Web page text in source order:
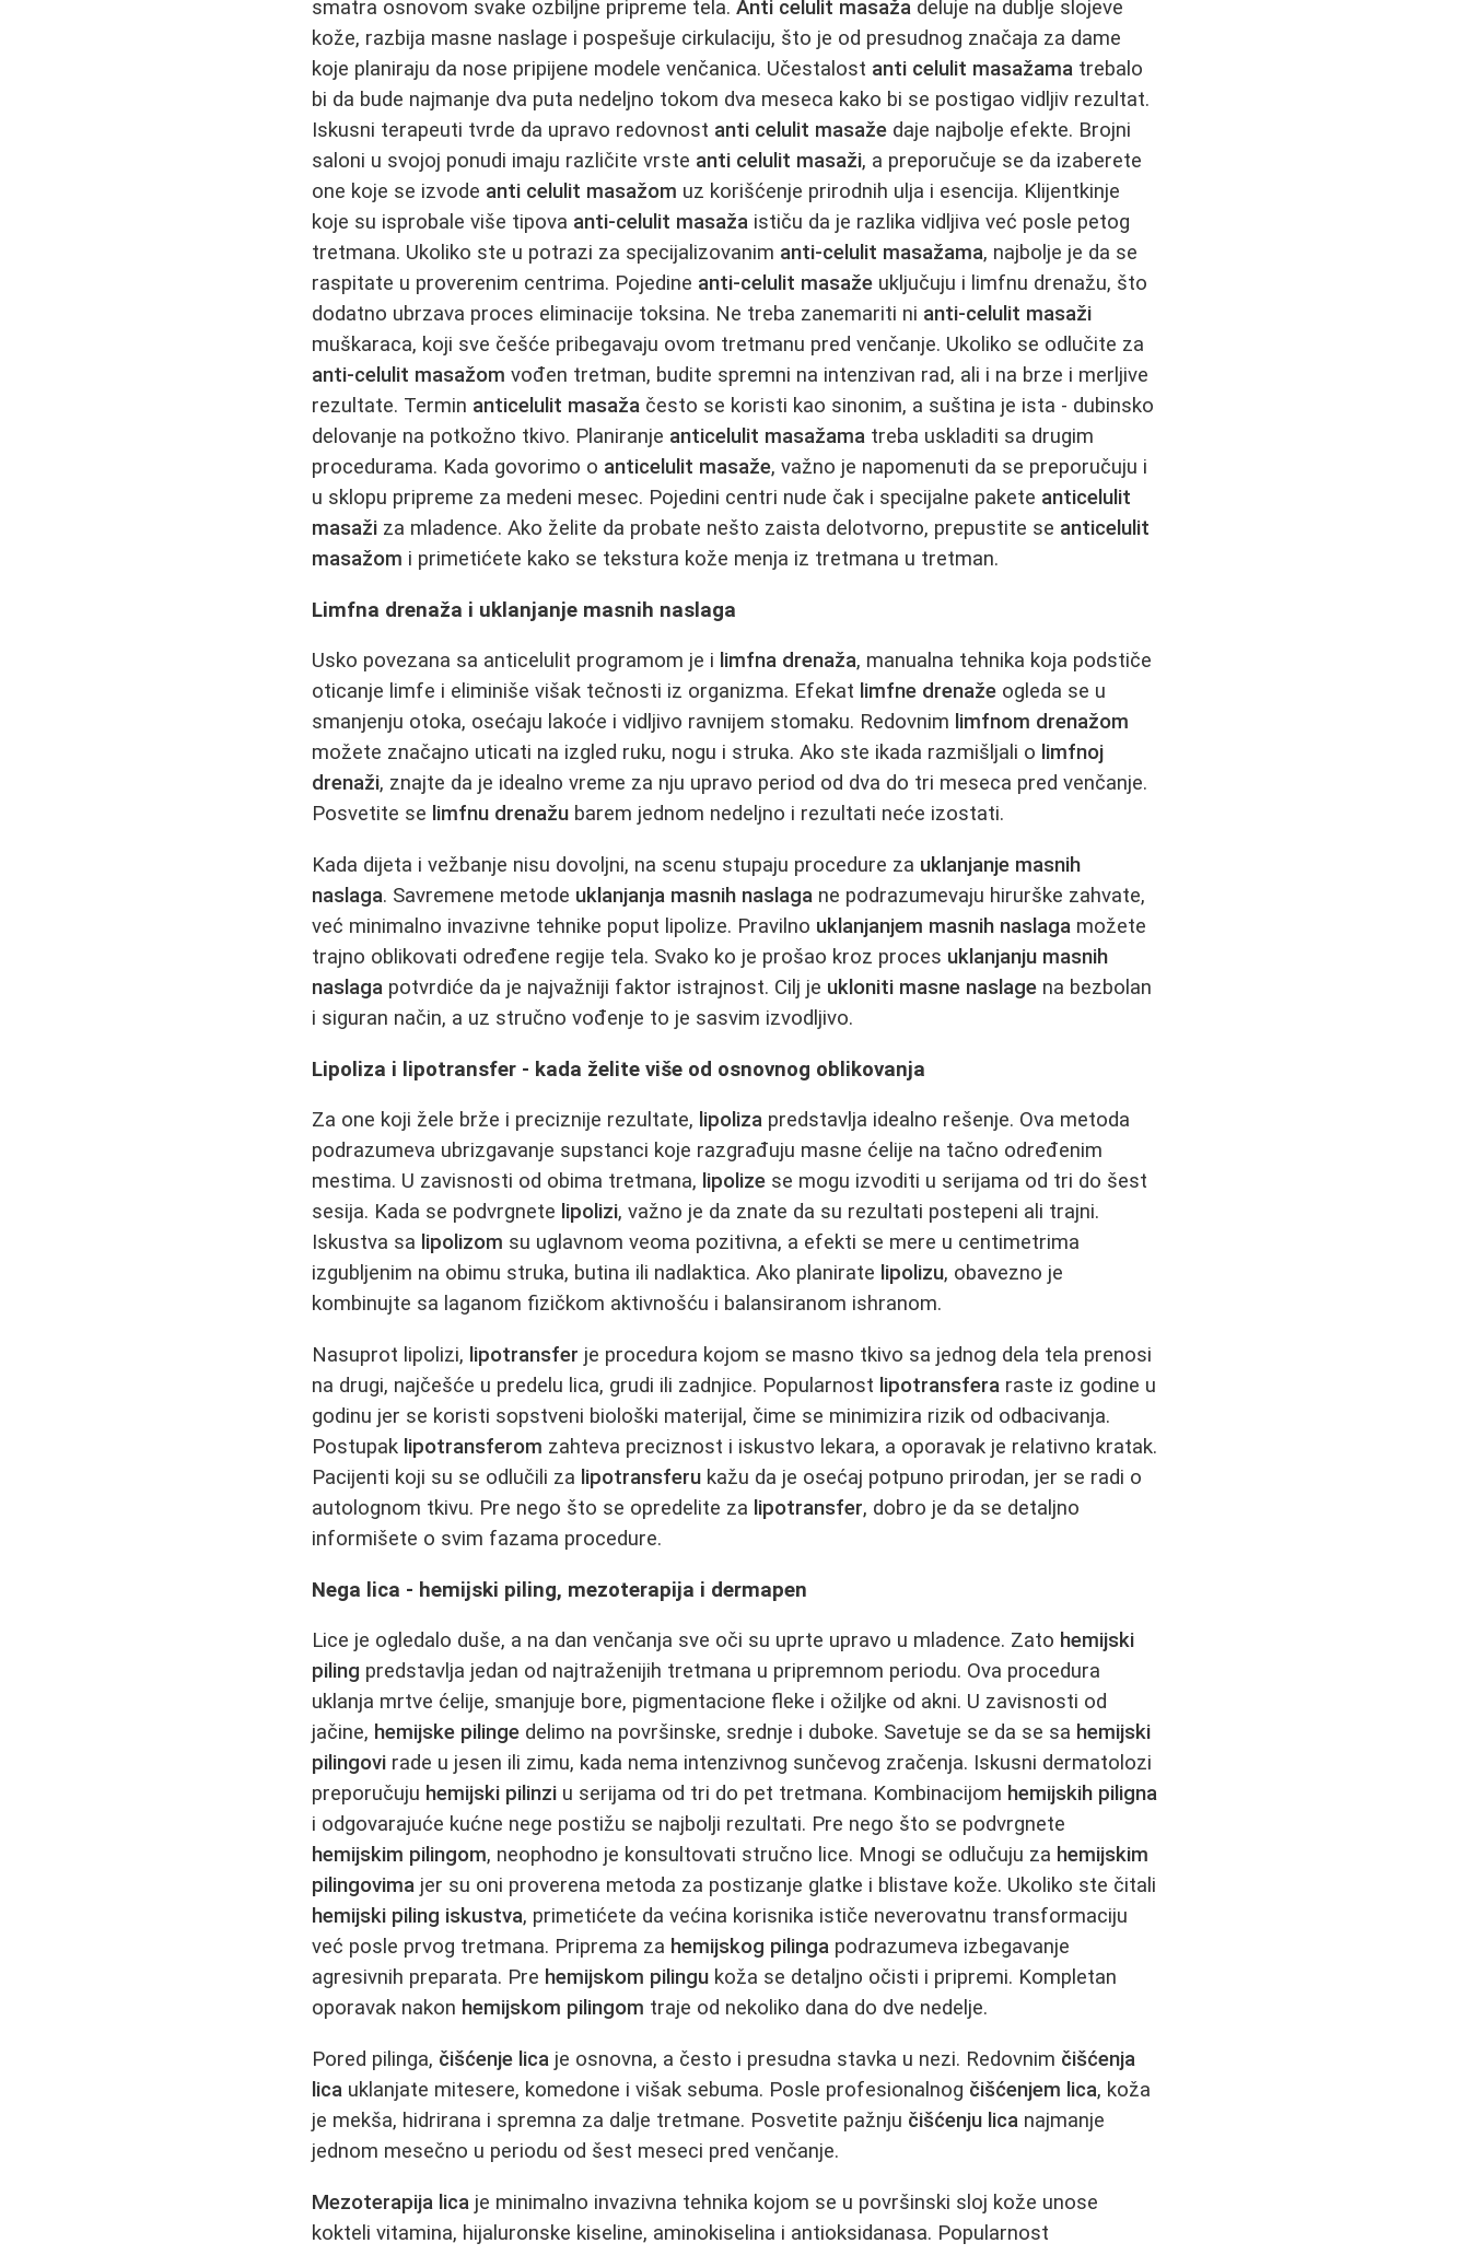
smatra osnovom svake ozbiljne pripreme tela.Anti celulit masaža deluje na dublje slojeve
kože, razbija masne naslage i pospešuje cirkulaciju, što je od presudnog značaja za dame
koje planiraju da nose pripijene modele venčanica. Učestalost anti celulit masažama trebalo
bi da bude najmanje dva puta nedeljno tokom dva meseca kako bi se postigao vidljiv rezultat.
Iskusni terapeuti tvrde da upravo redovnost anti celulit masaže daje najbolje efekte. Brojni
saloni u svojoj ponudi imaju različite vrste anti celulit masaži, a preporučuje se da izaberete
one koje se izvode anti celulit masažom uz korišćenje prirodnih ulja i esencija. Klijentkinje
koje su isprobale više tipova anti-celulit masaža ističu da je razlika vidljiva već posle petog
tretmana. Ukoliko ste u potrazi za specijalizovanim anti-celulit masažama, najbolje je da se
raspitate u proverenim centrima. Pojedine anti-celulit masaže uključuju i limfnu drenažu, što
dodatno ubrzava proces eliminacije toksina. Ne treba zanemariti ni anti-celulit masaži
muškaraca, koji sve češće pribegavaju ovom tretmanu pred venčanje. Ukoliko se odlučite za
anti-celulit masažom vođen tretman, budite spremni na intenzivan rad, ali i na brze i merljive
rezultate. Termin anticelulit masaža često se koristi kao sinonim, a suština je ista - dubinsko
delovanje na potkožno tkivo. Planiranje anticelulit masažama treba uskladiti sa drugim
procedurama. Kada govorimo o anticelulit masaže, važno je napomenuti da se preporučuju i
u sklopu pripreme za medeni mesec. Pojedini centri nude čak i specijalne pakete anticelulit
masaži za mladence. Ako želite da probate nešto zaista delotvorno, prepustite se anticelulit
masažom i primetićete kako se tekstura kože menja iz tretmana u tretman.
Limfna drenaža i uklanjanje masnih naslaga
Usko povezana sa anticelulit programom je i limfna drenaža, manualna tehnika koja podstiče
oticanje limfe i eliminiše višak tečnosti iz organizma. Efekat limfne drenaže ogleda se u
smanjenju otoka, osećaju lakoće i vidljivo ravnijem stomaku. Redovnim limfnom drenažom
možete značajno uticati na izgled ruku, nogu i struka. Ako ste ikada razmišljali o limfnoj
drenaži, znajte da je idealno vreme za nju upravo period od dva do tri meseca pred venčanje.
Posvetite se limfnu drenažu barem jednom nedeljno i rezultati neće izostati.
Kada dijeta i vežbanje nisu dovoljni, na scenu stupaju procedure za uklanjanje masnih
naslaga. Savremene metode uklanjanja masnih naslaga ne podrazumevaju hirurške zahvate,
već minimalno invazivne tehnike poput lipolize. Pravilno uklanjanjem masnih naslaga možete
trajno oblikovati određene regije tela. Svako ko je prošao kroz proces uklanjanju masnih
naslaga potvrdiće da je najvažniji faktor istrajnost. Cilj je ukloniti masne naslage na bezbolan
i siguran način, a uz stručno vođenje to je sasvim izvodljivo.
Lipoliza i lipotransfer - kada želite više od osnovnog oblikovanja
Za one koji žele brže i preciznije rezultate, lipoliza predstavlja idealno rešenje. Ova metoda
podrazumeva ubrizgavanje supstanci koje razgrađuju masne ćelije na tačno određenim
mestima. U zavisnosti od obima tretmana, lipolize se mogu izvoditi u serijama od tri do šest
sesija. Kada se podvrgnete lipolizi, važno je da znate da su rezultati postepeni ali trajni.
Iskustva sa lipolizom su uglavnom veoma pozitivna, a efekti se mere u centimetrima
izgubljenim na obimu struka, butina ili nadlaktica. Ako planirate lipolizu, obavezno je
kombinujte sa laganom fizičkom aktivnošću i balansiranom ishranom.
Nasuprot lipolizi, lipotransfer je procedura kojom se masno tkivo sa jednog dela tela prenosi
na drugi, najčešće u predelu lica, grudi ili zadnjice. Popularnost lipotransfera raste iz godine u
godinu jer se koristi sopstveni biološki materijal, čime se minimizira rizik od odbacivanja.
Postupak lipotransferom zahteva preciznost i iskustvo lekara, a oporavak je relativno kratak.
Pacijenti koji su se odlučili za lipotransferu kažu da je osećaj potpuno prirodan, jer se radi o
autolognom tkivu. Pre nego što se opredelite za lipotransfer, dobro je da se detaljno
informišete o svim fazama procedure.
Nega lica - hemijski piling, mezoterapija i dermapen
Lice je ogledalo duše, a na dan venčanja sve oči su uprte upravo u mladence. Zato hemijski
piling predstavlja jedan od najtraženijih tretmana u pripremnom periodu. Ova procedura
uklanja mrtve ćelije, smanjuje bore, pigmentacione fleke i ožiljke od akni. U zavisnosti od
jačine, hemijske pilinge delimo na površinske, srednje i duboke. Savetuje se da se sa hemijski
pilingovi rade u jesen ili zimu, kada nema intenzivnog sunčevog zračenja. Iskusni dermatolozi
preporučuju hemijski pilinzi u serijama od tri do pet tretmana. Kombinacijom hemijskih piligna
i odgovarajuće kućne nege postižu se najbolji rezultati. Pre nego što se podvrgnete
hemijskim pilingom, neophodno je konsultovati stručno lice. Mnogi se odlučuju za hemijskim
pilingovima jer su oni proverena metoda za postizanje glatke i blistave kože. Ukoliko ste čitali
hemijski piling iskustva, primetićete da većina korisnika ističe neverovatnu transformaciju
već posle prvog tretmana. Priprema za hemijskog pilinga podrazumeva izbegavanje
agresivnih preparata. Pre hemijskom pilingu koža se detaljno očisti i pripremi. Kompletan
oporavak nakon hemijskom pilingom traje od nekoliko dana do dve nedelje.
Pored pilinga, čišćenje lica je osnovna, a često i presudna stavka u nezi. Redovnim čišćenja
lica uklanjate mitesere, komedone i višak sebuma. Posle profesionalnog čišćenjem lica, koža
je mekša, hidrirana i spremna za dalje tretmane. Posvetite pažnju čišćenju lica najmanje
jednom mesečno u periodu od šest meseci pred venčanje.
Mezoterapija lica je minimalno invazivna tehnika kojom se u površinski sloj kože unose
kokteli vitamina, hijaluronske kiseline, aminokiselina i antioksidanasa. Popularnost